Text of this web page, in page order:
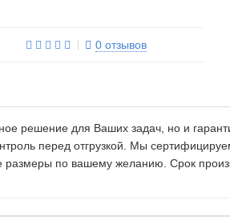
0 отзывов
решение для Ваших задач, но и
перед отгрузкой. Мы
по вашему желанию. Срок